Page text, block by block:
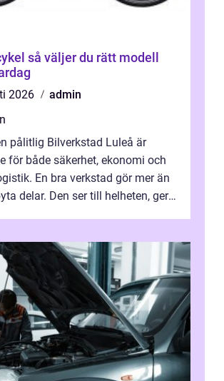
modell
2026
admin
pålitlig Bilverkstad Luleå är
för både säkerhet, ekonomi och
En bra verkstad gör mer än
delar. Den ser till helheten, ger